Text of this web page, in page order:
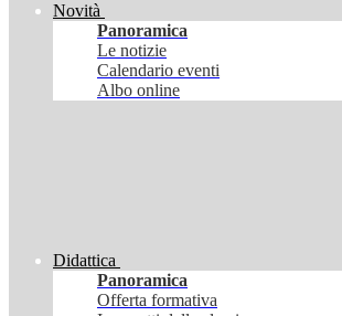
Novità
Panoramica
Le notizie
Calendario eventi
Albo online
Didattica
Panoramica
Offerta formativa